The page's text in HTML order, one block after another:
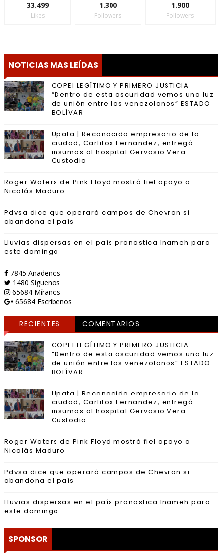
33.499
Likes
1.300
Followers
1.900
Followers
NOTICIAS MAS LEÍDAS
COPEI LEGÍTIMO Y PRIMERO JUSTICIA
“Dentro de esta oscuridad vemos una luz
de unión entre los venezolanos” ESTADO
BOLÍVAR
Upata | Reconocido empresario de la
ciudad, Carlitos Fernandez, entregó
insumos al hospital Gervasio Vera
Custodio
Roger Waters de Pink Floyd mostró fiel apoyo a
Nicolás Maduro
Pdvsa dice que operará campos de Chevron si
abandona el país
Lluvias dispersas en el país pronostica Inameh para
este domingo
7845 Añadenos
1480 Síguenos
65684 Míranos
65684 Escríbenos
RECIENTES COMENTARIOS
COPEI LEGÍTIMO Y PRIMERO JUSTICIA
“Dentro de esta oscuridad vemos una luz
de unión entre los venezolanos” ESTADO
BOLÍVAR
Upata | Reconocido empresario de la
ciudad, Carlitos Fernandez, entregó
insumos al hospital Gervasio Vera
Custodio
Roger Waters de Pink Floyd mostró fiel apoyo a
Nicolás Maduro
Pdvsa dice que operará campos de Chevron si
abandona el país
Lluvias dispersas en el país pronostica Inameh para
este domingo
SPONSOR